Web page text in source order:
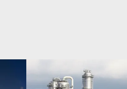
la confiabilidad y la
químicas, desde